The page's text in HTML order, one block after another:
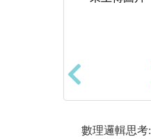
數理邏輯思考: